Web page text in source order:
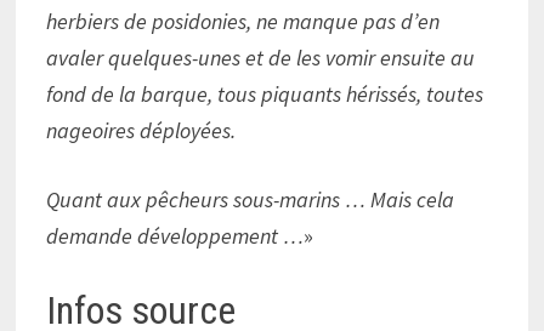
herbiers de posidonies, ne manque pas d’en
avaler quelques-unes et de les vomir ensuite au
fond de la barque, tous piquants hérissés, toutes
nageoires déployées.
Quant aux pêcheurs sous-marins … Mais cela
demande développement …»
Infos source